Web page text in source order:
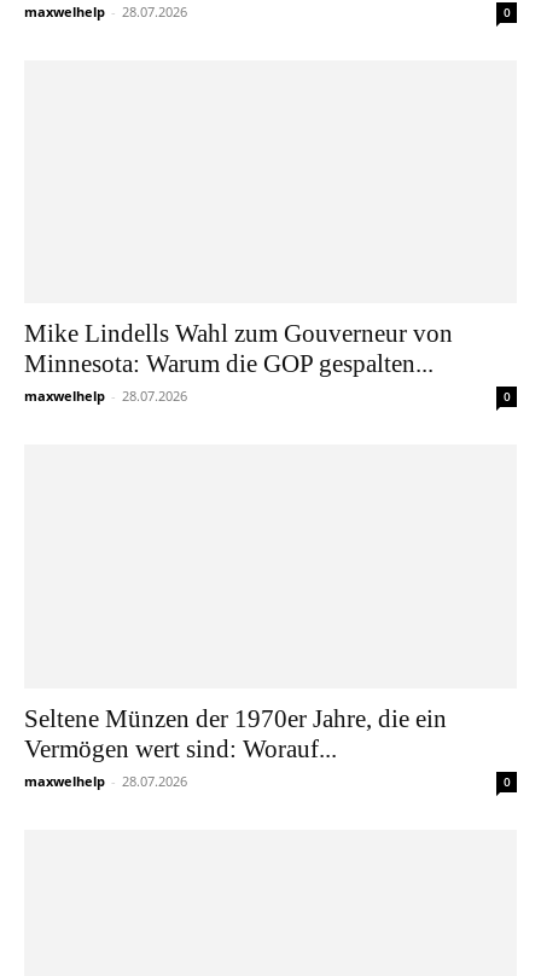
maxwelhelp - 28.07.2026 0
Mike Lindells Wahl zum Gouverneur von
Minnesota: Warum die GOP gespalten...
maxwelhelp - 28.07.2026 0
Seltene Münzen der 1970er Jahre, die ein
Vermögen wert sind: Worauf...
maxwelhelp - 28.07.2026 0